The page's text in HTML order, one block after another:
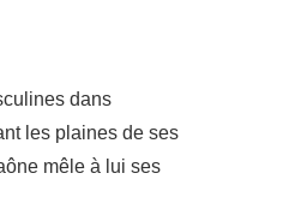
dans
les plaines de ses
mêle à lui ses